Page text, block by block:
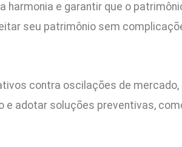
e garantir que o
seu patrimônio sem
contra oscilações de
adotar soluções preventivas,